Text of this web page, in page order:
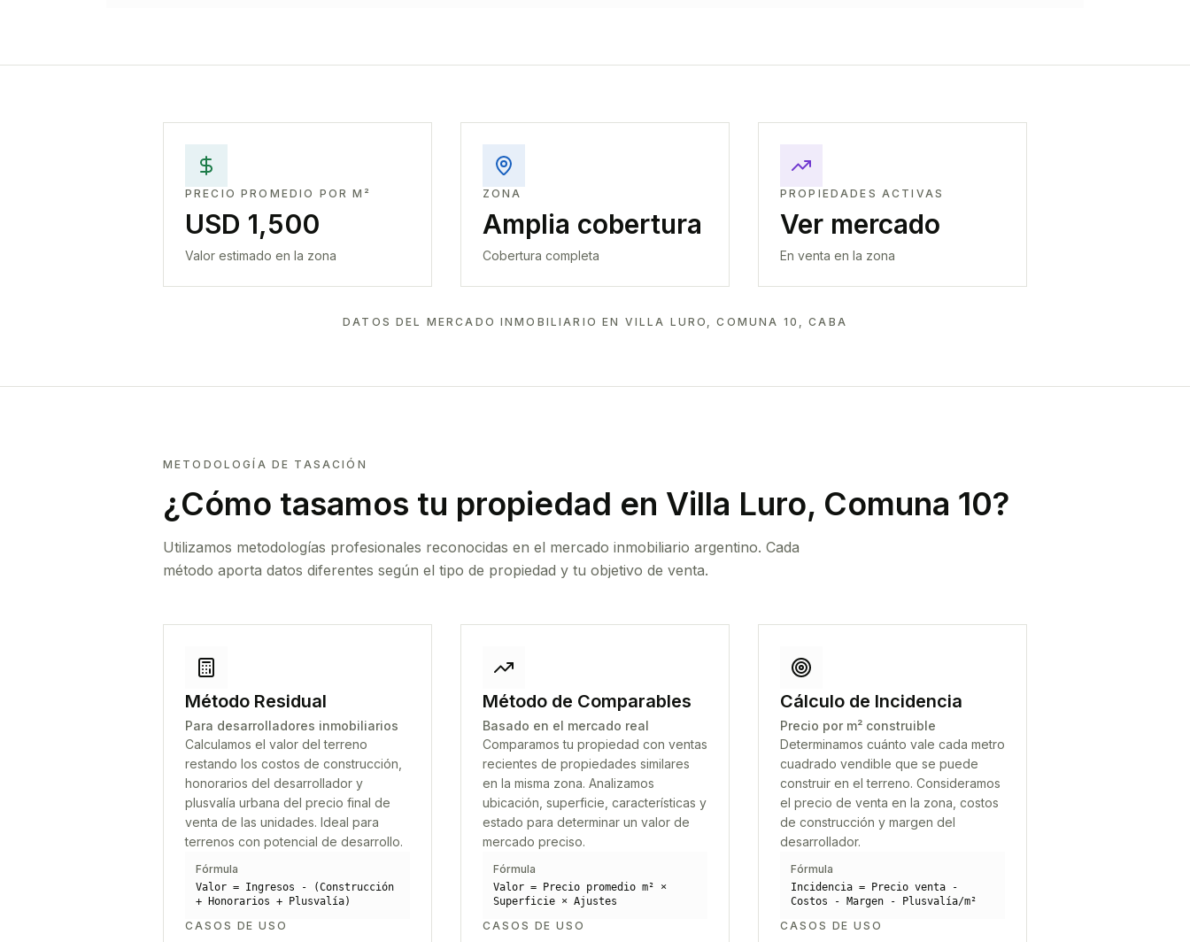
PRECIO PROMEDIO POR M²
USD 1,500
Valor estimado en la zona
ZONA
Amplia cobertura
Cobertura completa
PROPIEDADES ACTIVAS
Ver mercado
En venta en la zona
DATOS DEL MERCADO INMOBILIARIO EN VILLA LURO, COMUNA 10, CABA
METODOLOGÍA DE TASACIÓN
¿Cómo tasamos tu propiedad en Villa Luro, Comuna 10?
Utilizamos metodologías profesionales reconocidas en el mercado inmobiliario argentino. Cada
método aporta datos diferentes según el tipo de propiedad y tu objetivo de venta.
Método Residual
Para desarrolladores inmobiliarios
Calculamos el valor del terreno
restando los costos de construcción,
honorarios del desarrollador y
plusvalía urbana del precio final de
venta de las unidades. Ideal para
terrenos con potencial de desarrollo.
Fórmula
Valor = Ingresos - (Construcción
+ Honorarios + Plusvalía)
CASOS DE USO
Método de Comparables
Basado en el mercado real
Comparamos tu propiedad con ventas
recientes de propiedades similares
en la misma zona. Analizamos
ubicación, superficie, características y
estado para determinar un valor de
mercado preciso.
Fórmula
Valor = Precio promedio m² ×
Superficie × Ajustes
CASOS DE USO
Cálculo de Incidencia
Precio por m² construible
Determinamos cuánto vale cada metro
cuadrado vendible que se puede
construir en el terreno. Consideramos
el precio de venta en la zona, costos
de construcción y margen del
desarrollador.
Fórmula
Incidencia = Precio venta -
Costos - Margen - Plusvalía/m²
CASOS DE USO